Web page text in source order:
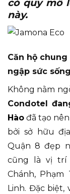
có quy mô
này.
Căn hộ
ngập sức sống
Không nằm
Condotel
Hào đã tạo
bởi sở hữu
Quận 8 đẹp
cũng là vị trí
Chánh, Phạm
Linh. Đặc biệt,